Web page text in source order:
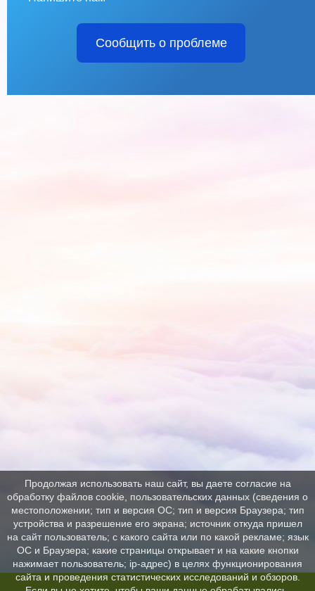
Сообщить о проблеме
Продолжая использовать наш сайт, вы даете согласие на
обработку файлов cookie, пользовательских данных (сведения о
местоположении; тип и версия ОС; тип и версия Браузера; тип
устройства и разрешение его экрана; источник откуда пришел
на сайт пользователь; с какого сайта или по какой рекламе; язык
ОС и Браузера; какие страницы открывает и на какие кнопки
нажимает пользователь; ip-адрес) в целях функционирования
сайта и проведения статистических исследований и обзоров.